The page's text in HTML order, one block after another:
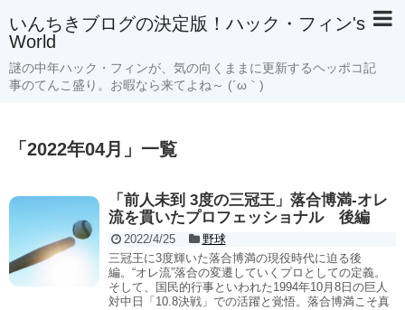
いんちきブログの決定版！ハック・フィン's
World
謎の中年ハック・フィンが、気の向くままに更新するヘッポコ記
事のてんこ盛り。お暇なら来てよね～ (´ω｀)
「 2022年04月 」 一覧
「前人未到 3度の三冠王」落合博満-オレ
流を貫いたプロフェッショナル 後編
2022/4/25
野球
三冠王に3度輝いた落合博満の現役時代に迫る後
編。“オレ流”落合の変遷していくプロとしての定義。
そして、国民的行事といわれた1994年10月8日の巨人
対中日「10.8決戦」での活躍と覚悟。落合博満こそ真